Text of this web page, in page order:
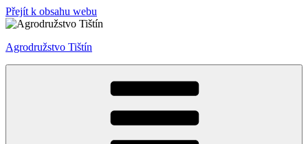
Přejít k obsahu webu
Agrodružstvo Tištín